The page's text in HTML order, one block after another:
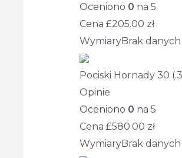
Oceniono 0 na 5
Cena £205.00 zł
WymiaryBrak danych
Pociski Hornady 30
Opinie
Oceniono 0 na 5
Cena £580.00 zł
WymiaryBrak danych